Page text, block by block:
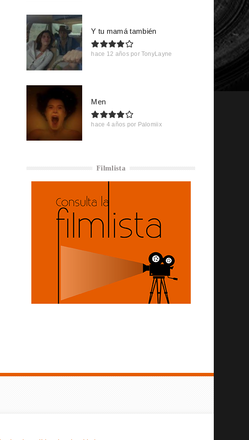
Y tu mamá también
hace 12 años por TonyLayne
Men
hace 4 años por Palomiix
Filmlista